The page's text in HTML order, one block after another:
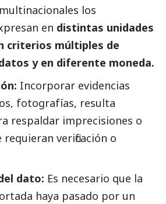
los
en distintas unidades
criterios múltiples de
y en diferente moneda.
Incorporar evidencias
fotografías, resulta
respaldar imprecisiones o
verificación o
dato: Es necesario que la
haya pasado por un